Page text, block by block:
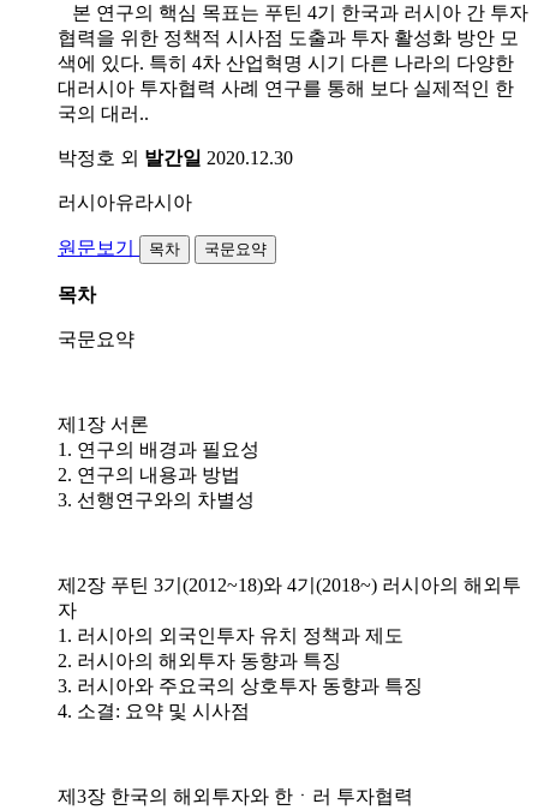
본 연구의 핵심 목표는 푸틴 4기 한국과 러시아 간 투자
협력을 위한 정책적 시사점 도출과 투자 활성화 방안 모
색에 있다. 특히 4차 산업혁명 시기 다른 나라의 다양한
대러시아 투자협력 사례 연구를 통해 보다 실제적인 한
국의 대러..
박정호 외 발간일 2020.12.30
러시아유라시아
원문보기 목차 국문요약
목차
국문요약
제1장 서론
1. 연구의 배경과 필요성
2. 연구의 내용과 방법
3. 선행연구와의 차별성
제2장 푸틴 3기(2012~18)와 4기(2018~) 러시아의 해외투
자
1. 러시아의 외국인투자 유치 정책과 제도
2. 러시아의 해외투자 동향과 특징
3. 러시아와 주요국의 상호투자 동향과 특징
4. 소결: 요약 및 시사점
제3장 한국의 해외투자와 한ㆍ러 투자협력